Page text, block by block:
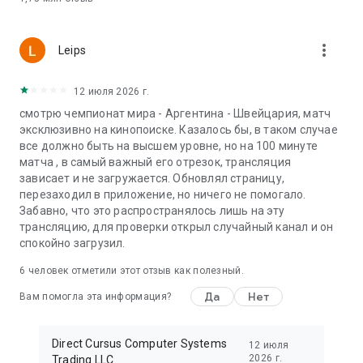
мультиподписка, в которой ещё больше зарубежных и
российских хитов.
С Кинопоиском также можно забыть о бесконечных
поисках на «рутуб» (rutube или «рутюб»). В отличие от
YouTube и «ру туб», на Кинопоиске только
высококачественные фильмы, сериалы и шоу.
Наша библиотека обновляется регулярно — каждый день
появляются новые фильмы, сериалы, свежие сезоны
популярных шоу, аниме, дорамы на русском и турецкие
сериалы. Редакционные подборки всегда сориентируют и
помогут найти фильм по вашему вкусу.
спорта, шоу и любимые передачи. Если у вас есть умный
телевизор — на нём тоже можно подключить Кинопоиск,
чтобы смотреть трансляции и тв каналы на большом
Загружайте кино заранее, чтобы смотреть фильм вместе
Leips more_vert
12 июля 2026 г.
смотрю чемпионат мира - Аргентина - Швейцария, матч
эксклюзивно на кинопоиске. Казалось бы, в таком случае
все должно быть на высшем уровне, но на 100 минуте
матча , в самый важный его отрезок, трансляция
зависает и не загружается. Обновлял страницу,
перезаходил в приложение, но ничего не помогало.
Забавно, что это распространялось лишь на эту
трансляцию, для проверки открыл случайный канал и он
спокойно загрузил.
6 человек отметили этот отзыв как полезный.
Вам помогла эта информация? Да Нет
Direct Cursus Computer Systems
Trading LLC
12 июля
2026 г.